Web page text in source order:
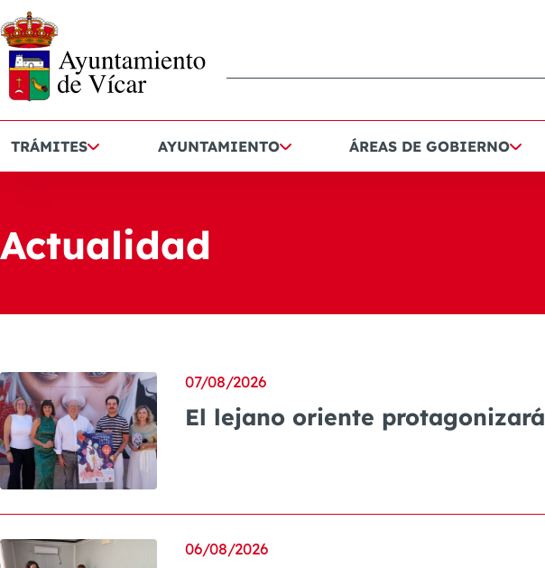
TRÁMITES AYUNTAMIENTO ÁREAS DE GOBIERNO
Actualidad
El lejano oriente
07/08/2026
06/08/2026